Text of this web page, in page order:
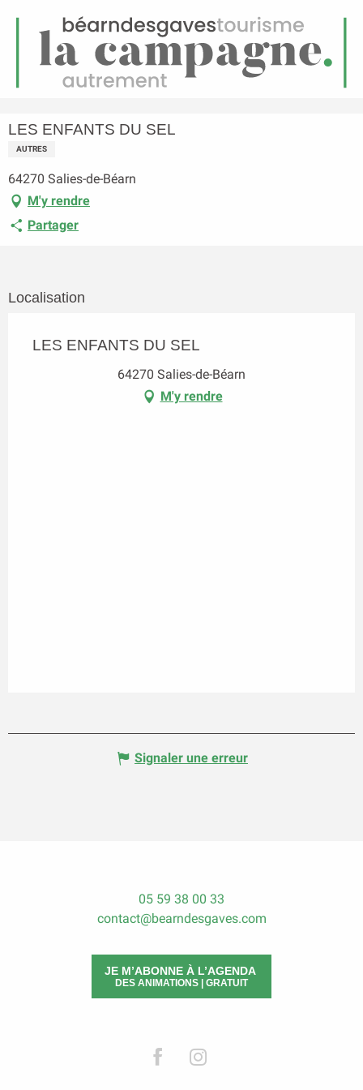
Menu
LES ENFANTS DU SEL
LES ENFANTS DU SEL
AUTRES
64270 Salies-de-Béarn
M'y rendre
Partager
Localisation
LES ENFANTS DU SEL
64270 Salies-de-Béarn
M'y rendre
Signaler une erreur
05 59 38 00 33
contact@bearndesgaves.com
JE M’ABONNE À L’AGENDA
DES ANIMATIONS | GRATUIT